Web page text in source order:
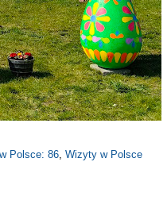
Polsce: 86 Wizyty w Polsce